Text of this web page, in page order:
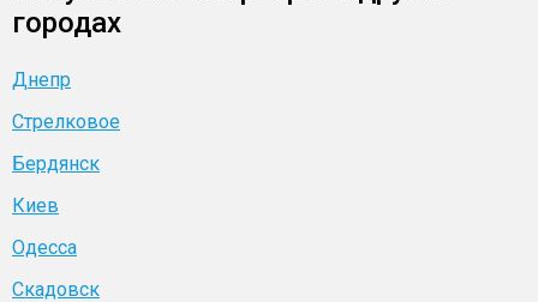
городах
Днепр
Стрелковое
Бердянск
Киев
Одесса
Скадовск